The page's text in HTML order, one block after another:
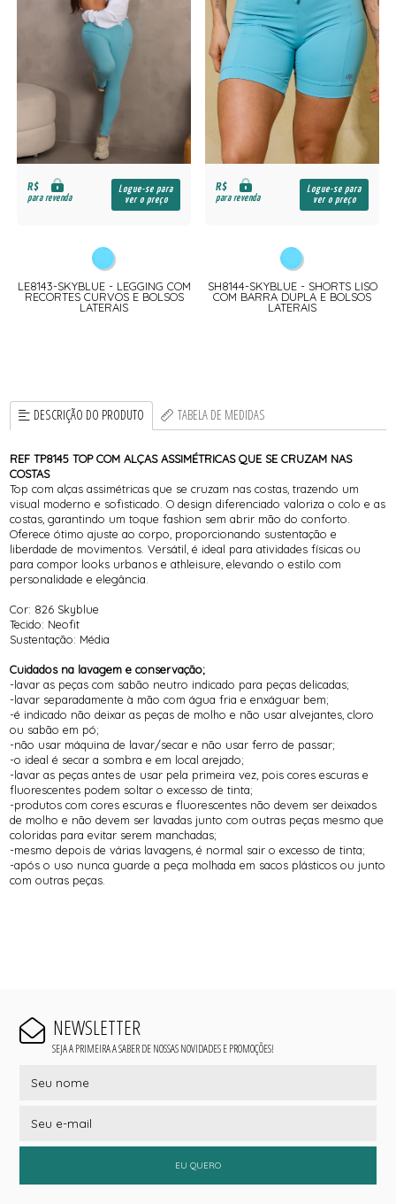
R$
para revenda
Logue-se para
ver o preço
LE8143-SKYBLUE - LEGGING COM
RECORTES CURVOS E BOLSOS
LATERAIS
R$
para revenda
Logue-se para
ver o preço
SH8144-SKYBLUE - SHORTS LISO
COM BARRA DUPLA E BOLSOS
LATERAIS
DESCRIÇÃO DO PRODUTO TABELA DE MEDIDAS
REF TP8145 TOP COM ALÇAS ASSIMÉTRICAS QUE SE CRUZAM NAS
COSTAS
Top com alças assimétricas que se cruzam nas costas, trazendo um
visual moderno e sofisticado. O design diferenciado valoriza o colo e as
costas, garantindo um toque fashion sem abrir mão do conforto.
Oferece ótimo ajuste ao corpo, proporcionando sustentação e
liberdade de movimentos. Versátil, é ideal para atividades físicas ou
para compor looks urbanos e athleisure, elevando o estilo com
personalidade e elegância.
Cor: 826 Skyblue
Tecido: Neofit
Sustentação: Média
Cuidados na lavagem e conservação;
-lavar as peças com sabão neutro indicado para peças delicadas;
-lavar separadamente à mão com água fria e enxáguar bem;
-é indicado não deixar as peças de molho e não usar alvejantes, cloro
ou sabão em pó;
-não usar máquina de lavar/secar e não usar ferro de passar;
-o ideal é secar a sombra e em local arejado;
-lavar as peças antes de usar pela primeira vez, pois cores escuras e
fluorescentes podem soltar o excesso de tinta;
-produtos com cores escuras e fluorescentes não devem ser deixados
de molho e não devem ser lavadas junto com outras peças mesmo que
coloridas para evitar serem manchadas;
-mesmo depois de várias lavagens, é normal sair o excesso de tinta;
-após o uso nunca guarde a peça molhada em sacos plásticos ou junto
com outras peças.
NEWSLETTER
SEJA A PRIMEIRA A SABER DE NOSSAS NOVIDADES E PROMOÇÕES!
EU QUERO